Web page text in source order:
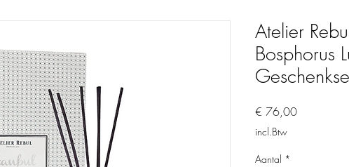
Atelier
Bosphorus
€ 76,00Prijs
incl.Btw
Aantal *